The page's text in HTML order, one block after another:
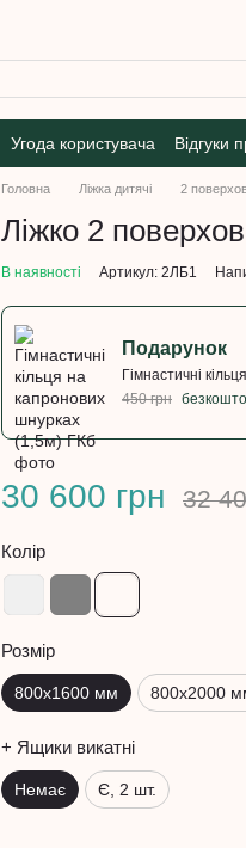
Угода користувача Відгуки
Головна Ліжка дитячі 2
Ліжко 2
В наявності Артикул: 2ЛБ1
Подарунок
Гімнастичні
450 грн
30 600 грн 32
Колір
Розмір
800х1600 мм 800х2000
+ Ящики викатні
Немає Є, 2 шт.